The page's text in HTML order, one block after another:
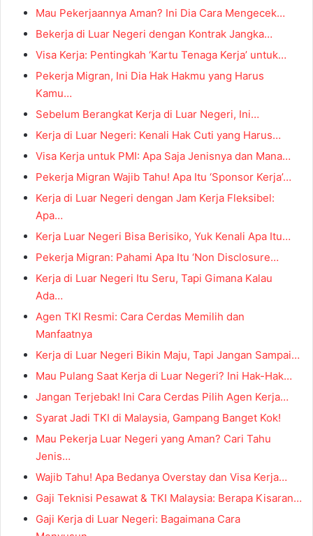
Mau Pekerjaannya Aman? Ini Dia Cara Mengecek…
Bekerja di Luar Negeri dengan Kontrak Jangka…
Visa Kerja: Pentingkah ‘Kartu Tenaga Kerja’ untuk…
Pekerja Migran, Ini Dia Hak Hakmu yang Harus
Kamu…
Sebelum Berangkat Kerja di Luar Negeri, Ini…
Kerja di Luar Negeri: Kenali Hak Cuti yang Harus…
Visa Kerja untuk PMI: Apa Saja Jenisnya dan Mana…
Pekerja Migran Wajib Tahu! Apa Itu ‘Sponsor Kerja’…
Kerja di Luar Negeri dengan Jam Kerja Fleksibel:
Apa…
Kerja Luar Negeri Bisa Berisiko, Yuk Kenali Apa Itu…
Pekerja Migran: Pahami Apa Itu ‘Non Disclosure…
Kerja di Luar Negeri Itu Seru, Tapi Gimana Kalau
Ada…
Agen TKI Resmi: Cara Cerdas Memilih dan
Manfaatnya
Kerja di Luar Negeri Bikin Maju, Tapi Jangan Sampai…
Mau Pulang Saat Kerja di Luar Negeri? Ini Hak-Hak…
Jangan Terjebak! Ini Cara Cerdas Pilih Agen Kerja…
Syarat Jadi TKI di Malaysia, Gampang Banget Kok!
Mau Pekerja Luar Negeri yang Aman? Cari Tahu
Jenis…
Wajib Tahu! Apa Bedanya Overstay dan Visa Kerja…
Gaji Teknisi Pesawat & TKI Malaysia: Berapa Kisaran…
Gaji Kerja di Luar Negeri: Bagaimana Cara